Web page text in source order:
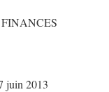
juin 2013